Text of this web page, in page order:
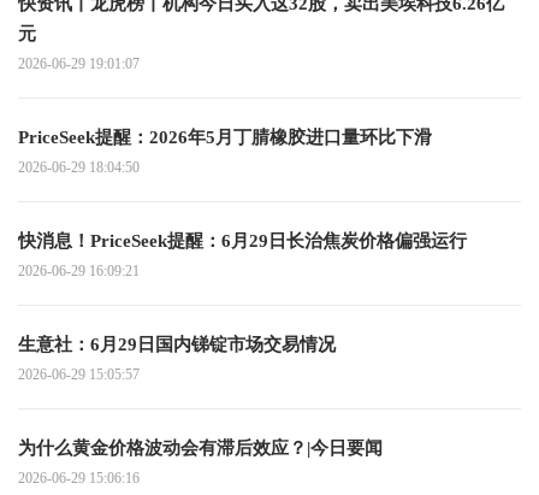
元
2026-06-29 19:01:07
PriceSeek提醒：2026年5月丁腈橡胶进口量环比下滑
2026-06-29 18:04:50
快消息！PriceSeek提醒：6月29日长治焦炭价格偏强运行
2026-06-29 16:09:21
生意社：6月29日国内锑锭市场交易情况
2026-06-29 15:05:57
为什么黄金价格波动会有滞后效应？|今日要闻
2026-06-29 15:06:16